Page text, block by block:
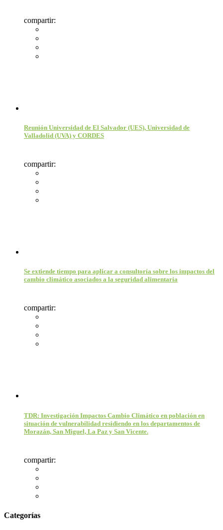
compartir:
Reunión Universidad de El Salvador (UES), Universidad de
Valladolid (UVA) y CORDES
compartir:
Se extiende tiempo para aplicar a consultoría sobre los impactos del
cambio climático asociados a la seguridad alimentaria
compartir:
TDR: Investigación Impactos Cambio Climático en población en
situación de vulnerabilidad residiendo en los departamentos de
Morazán, San Miguel, La Paz y San Vicente.
compartir:
Categorías